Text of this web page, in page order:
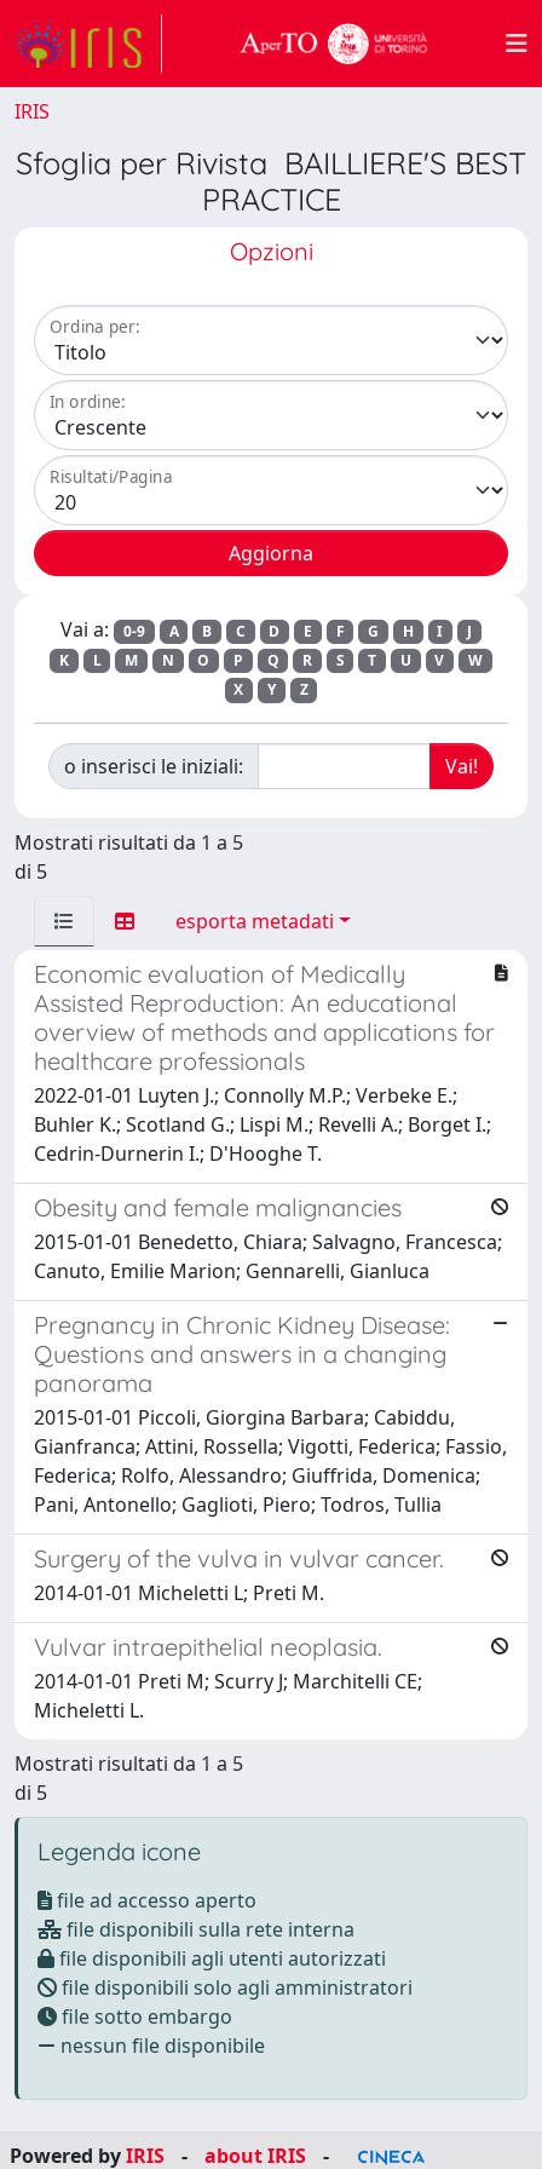
IRIS
Sfoglia per Rivista BAILLIERE'S BEST
PRACTICE
Opzioni
Ordina per:
In ordine:
Risultati/Pagina
Vai a: 0-9 A B C D E F G H I
J
K
L M N O P Q R S T U V
W
X
Y Z
o inserisci le iniziali:
Mostrati risultati da 1 a 5
di 5
esporta metadati
Economic evaluation of Medically
Assisted Reproduction: An educational
overview of methods and applications for
healthcare professionals
2022-01-01 Luyten J.; Connolly M.P.; Verbeke E.;
Buhler K.; Scotland G.; Lispi M.; Revelli A.; Borget I.;
Cedrin-Durnerin I.; D'Hooghe T.
Obesity and female malignancies
2015-01-01 Benedetto, Chiara; Salvagno, Francesca;
Canuto, Emilie Marion; Gennarelli, Gianluca
Pregnancy in Chronic Kidney Disease:
Questions and answers in a changing
panorama
2015-01-01 Piccoli, Giorgina Barbara; Cabiddu,
Gianfranca; Attini, Rossella; Vigotti, Federica; Fassio,
Federica; Rolfo, Alessandro; Giuffrida, Domenica;
Pani, Antonello; Gaglioti, Piero; Todros, Tullia
Surgery of the vulva in vulvar cancer.
2014-01-01 Micheletti L; Preti M.
Vulvar intraepithelial neoplasia.
2014-01-01 Preti M; Scurry J; Marchitelli CE;
Micheletti L.
Mostrati risultati da 1 a 5
di 5
Legenda icone
file ad accesso aperto
file disponibili sulla rete interna
file disponibili agli utenti autorizzati
file disponibili solo agli amministratori
file sotto embargo
nessun file disponibile
Powered byIRIS - about IRIS -